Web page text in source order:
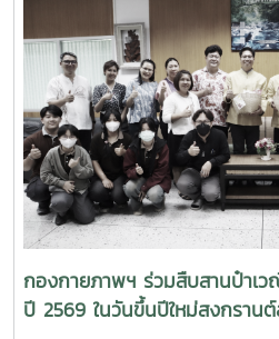
กองกายภาพฯ ร่วมสืบสานป๋าเว
ปี 2569 ในวันขึ้นปีใหม่สงกราน